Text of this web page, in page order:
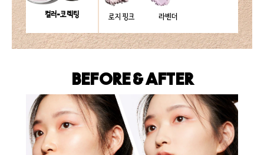
컬러-코렉팅 로지 핑크 라벤더
BEFORE & AFTER